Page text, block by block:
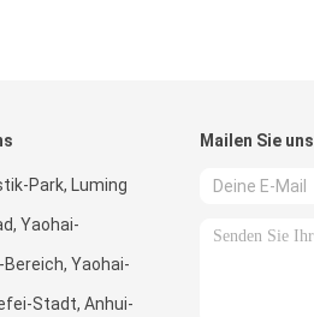
Park, Luming
Yaohai-
Yaohai-
Stadt, Anhui-
Mailen Sie uns